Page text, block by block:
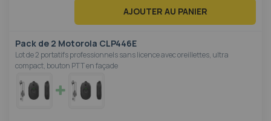
AJOUTER AU PANIER
Pack de 2 Motorola CLP446E
Lot de 2 portatifs professionnels sans licence avec oreillettes, ultra
compact, bouton PTT en façade